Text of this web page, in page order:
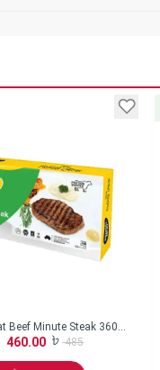
Beef Minute Steak 360
460.00 485